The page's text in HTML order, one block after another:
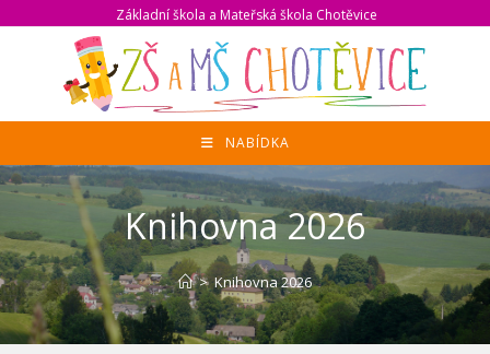
Základní škola a Mateřská škola Chotěvice
NABÍDKA
Knihovna 2026
> Knihovna 2026